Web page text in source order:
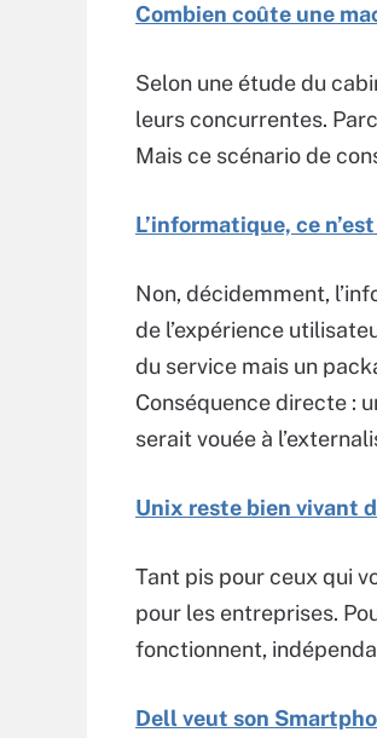
Combien coûte une
Selon une étude du
leurs concurrentes.
Mais ce scénario de
L’informatique, ce
Non, décidemment,
de l’expérience
du service mais un
Conséquence directe :
serait vouée à
Unix reste bien vivant
Tant pis pour ceux qui
pour les entreprises.
fonctionnent,
Dell veut son